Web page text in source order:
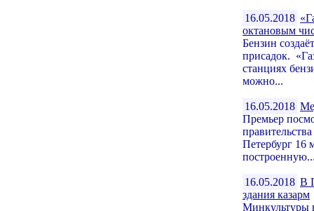
16.05.2018
октановым
Бензин
присадок.
станциях
можно...
16.05.2018
Премьер
Петербург 16
16.05.2018 В
здания казарм
Минкультуры